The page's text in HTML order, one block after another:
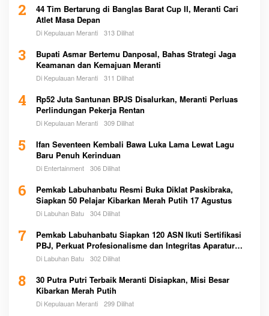
2
44 Tim Bertarung di Banglas Barat Cup II, Meranti Cari
Atlet Masa Depan
Di Kepulauan Meranti 313 Dilihat
3
Bupati Asmar Bertemu Danposal, Bahas Strategi Jaga
Keamanan dan Kemajuan Meranti
Di Kepulauan Meranti 311 Dilihat
4
Rp52 Juta Santunan BPJS Disalurkan, Meranti Perluas
Perlindungan Pekerja Rentan
Di Kepulauan Meranti 309 Dilihat
5
Ifan Seventeen Kembali Bawa Luka Lama Lewat Lagu
Baru Penuh Kerinduan
Di Entertainment 306 Dilihat
6
Pemkab Labuhanbatu Resmi Buka Diklat Paskibraka,
Siapkan 50 Pelajar Kibarkan Merah Putih 17 Agustus
Di Labuhan Batu 304 Dilihat
7
Pemkab Labuhanbatu Siapkan 120 ASN Ikuti Sertifikasi
PBJ, Perkuat Profesionalisme dan Integritas Aparatur
Pemerintah
Di Labuhan Batu 302 Dilihat
8
30 Putra Putri Terbaik Meranti Disiapkan, Misi Besar
Kibarkan Merah Putih
Di Kepulauan Meranti 299 Dilihat